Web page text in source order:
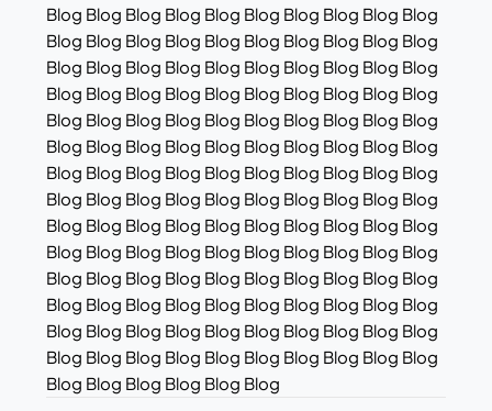
Blog Blog Blog Blog Blog Blog Blog Blog Blog Blog
Blog Blog Blog Blog Blog Blog Blog Blog Blog Blog
Blog Blog Blog Blog Blog Blog Blog Blog Blog Blog
Blog Blog Blog Blog Blog Blog Blog Blog Blog Blog
Blog Blog Blog Blog Blog Blog Blog Blog Blog Blog
Blog Blog Blog Blog Blog Blog Blog Blog Blog Blog
Blog Blog Blog Blog Blog Blog Blog Blog Blog Blog
Blog Blog Blog Blog Blog Blog Blog Blog Blog Blog
Blog Blog Blog Blog Blog Blog Blog Blog Blog Blog
Blog Blog Blog Blog Blog Blog Blog Blog Blog Blog
Blog Blog Blog Blog Blog Blog Blog Blog Blog Blog
Blog Blog Blog Blog Blog Blog Blog Blog Blog Blog
Blog Blog Blog Blog Blog Blog Blog Blog Blog Blog
Blog Blog Blog Blog Blog Blog Blog Blog Blog Blog
Blog Blog Blog Blog Blog Blog